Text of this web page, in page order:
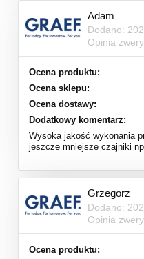
Adam
Dodano:
Opinia
Ocena produktu:
Ocena sklepu:
Ocena dostawy:
Dodatkowy komentarz:
Wysoka jakość wykonania
jeszcze mniejsze czajniki
Grzegorz
Dodano:
Opinia
Ocena produktu: